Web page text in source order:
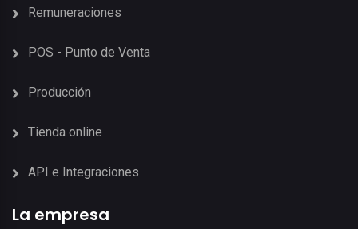
Remuneraciones
POS - Punto de Venta
Producción
Tienda online
API e Integraciones
La empresa